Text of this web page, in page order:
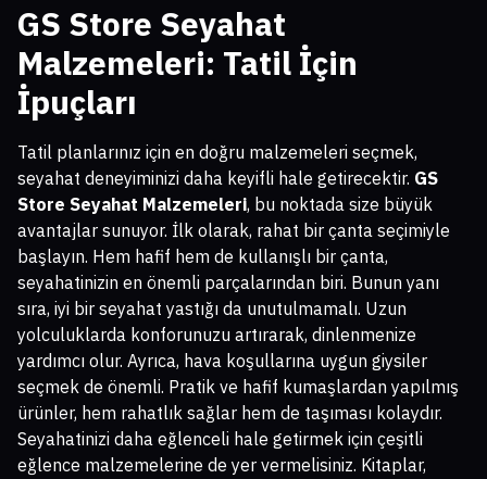
GS Store Seyahat
Malzemeleri: Tatil İçin
İpuçları
Tatil planlarınız için en doğru malzemeleri seçmek,
seyahat deneyiminizi daha keyifli hale getirecektir. GS
Store Seyahat Malzemeleri, bu noktada size büyük
avantajlar sunuyor. İlk olarak, rahat bir çanta seçimiyle
başlayın. Hem hafif hem de kullanışlı bir çanta,
seyahatinizin en önemli parçalarından biri. Bunun yanı
sıra, iyi bir seyahat yastığı da unutulmamalı. Uzun
yolculuklarda konforunuzu artırarak, dinlenmenize
yardımcı olur. Ayrıca, hava koşullarına uygun giysiler
seçmek de önemli. Pratik ve hafif kumaşlardan yapılmış
ürünler, hem rahatlık sağlar hem de taşıması kolaydır.
Seyahatinizi daha eğlenceli hale getirmek için çeşitli
eğlence malzemelerine de yer vermelisiniz. Kitaplar,